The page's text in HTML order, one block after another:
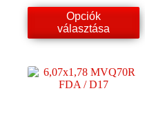
-
Opciók
választása
Ennek
a
terméknek
van.
A